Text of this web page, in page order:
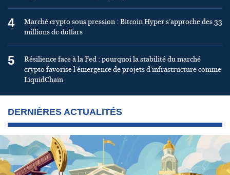
4
Marché crypto sous pression : Bitcoin Hyper s’approche des 33
millions de dollars
5
Résilience face à la Fed : pourquoi la stabilité du marché
crypto favorise l’émergence de projets d’infrastructure comme
LiquidChain
DERNIÈRES ACTUALITÉS